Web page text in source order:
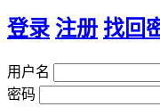
登录 注册 找回
用户名
密码